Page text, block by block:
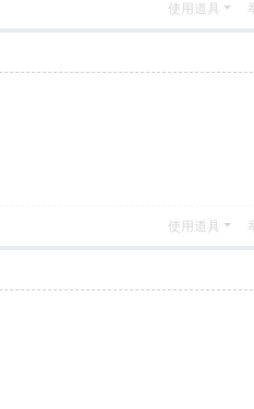
使用道具
使用道具